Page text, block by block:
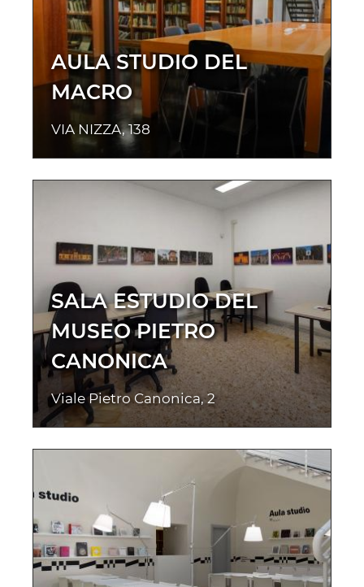
AULA STUDIO DEL
MACRO
VIA NIZZA, 138
SALA ESTUDIO DEL
MUSEO PIETRO
CANONICA
Viale Pietro Canonica, 2